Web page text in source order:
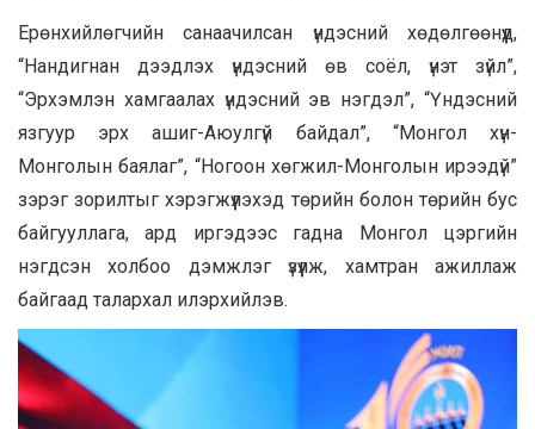
Ерөнхийлөгчийн санаачилсан үндэсний хөдөлгөөнүүд,
“Нандигнан дээдлэх үндэсний өв соёл, үнэт зүйл”,
“Эрхэмлэн хамгаалах үндэсний эв нэгдэл”, “Үндэсний
язгуур эрх ашиг-Аюулгүй байдал”, “Монгол хүн-
Монголын баялаг”, “Ногоон хөгжил-Монголын ирээдүй”
зэрэг зорилтыг хэрэгжүүлэхэд төрийн болон төрийн бус
байгууллага, ард иргэдээс гадна Монгол цэргийн
нэгдсэн холбоо дэмжлэг үзүүлж, хамтран ажиллаж
байгаад талархал илэрхийлэв.